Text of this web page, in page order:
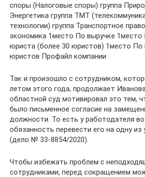
споры (Налоговые споры) группа
Энергетика группа ТМТ
технологии) группа Транспортное
экономика 1место По выручке 1место
юриста (более 30 юристов) 1место По
юристов Профайл компании
Так и произошло с сотрудником,
летом этого года, продолжает
областной суд мотивировал это тем,
было письменное согласие на
должности. То есть у работодателя
обязанность перевести его на одну из
(дело № 33-8854/2020).
Чтобы избежать проблем с
сотрудниками, перед сокращением